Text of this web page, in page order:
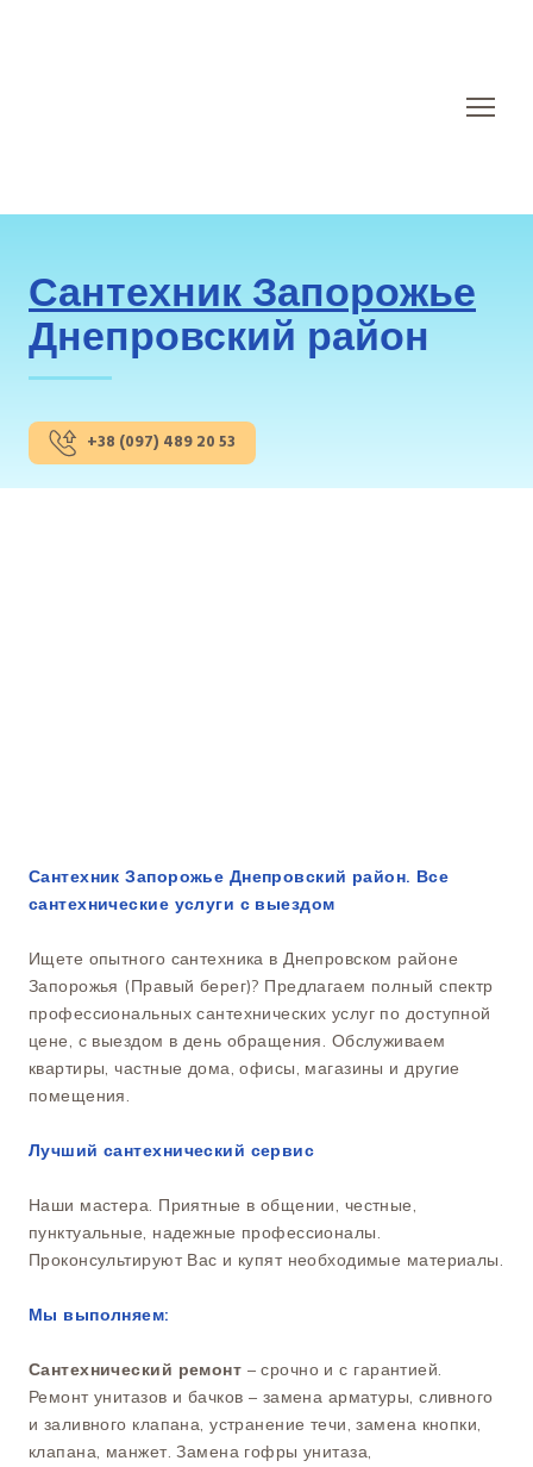
Сантехник Запорожье
Днепровский район
+38 (097) 489 20 53
Сантехник Запорожье Днепровский район. Все
сантехнические услуги с выездом
Ищете опытного сантехника в Днепровском районе
Запорожья (Правый берег)? Предлагаем полный спектр
профессиональных сантехнических услуг по доступной
цене, с выездом в день обращения. Обслуживаем
квартиры, частные дома, офисы, магазины и другие
помещения.
Лучший сантехнический сервис
Наши мастера. Приятные в общении, честные,
пунктуальные, надежные профессионалы.
Проконсультируют Вас и купят необходимые материалы.
Мы выполняем:
Сантехнический ремонт – срочно и с гарантией.
Ремонт унитазов и бачков – замена арматуры, сливного
и заливного клапана, устранение течи, замена кнопки,
клапана, манжет. Замена гофры унитаза,